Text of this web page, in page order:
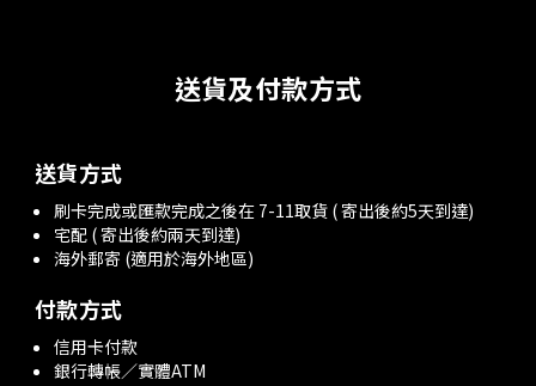
送貨及付款方式
送貨方式
刷卡完成或匯款完成之後在 7-11取貨 ( 寄出後約5天到達)
宅配 ( 寄出後約兩天到達)
海外郵寄 (適用於海外地區)
付款方式
信用卡付款
銀行轉帳／實體ATM